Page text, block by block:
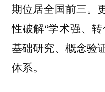
期位居全国前三。
性破解“学术强、
基础研究、概念验
体系。